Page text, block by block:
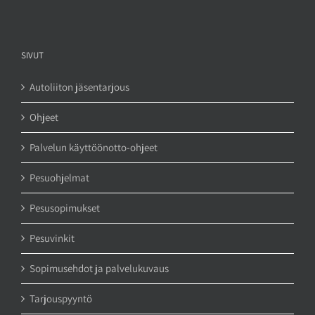
SIVUT
Autoliiton jäsentarjous
Ohjeet
Palvelun käyttöönotto-ohjeet
Pesuohjelmat
Pesusopimukset
Pesuvinkit
Sopimusehdot ja palvelukuvaus
Tarjouspyyntö